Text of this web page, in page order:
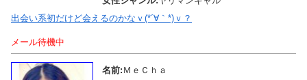
出会い系初だけど会えるのかなｖ(*´∀｀*)ｖ？
メール待機中
名前: ＭｅＣｈａ